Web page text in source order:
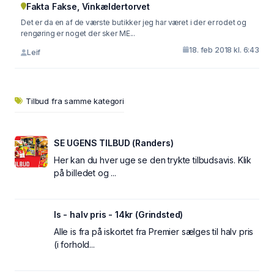
Fakta Fakse, Vinkældertorvet
Det er da en af de værste butikker jeg har været i der er rodet og
rengøring er noget der sker ME...
Leif 18. feb 2018 kl. 6:43
Tilbud fra samme kategori
SE UGENS TILBUD (Randers)
Her kan du hver uge se den trykte tilbudsavis. Klik
på billedet og ...
Is - halv pris - 14kr (Grindsted)
Alle is fra på iskortet fra Premier sælges til halv pris
(i forhold...